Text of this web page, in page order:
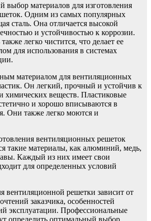
выбор материалов для изготовления
Одним из самых популярных
сталь. Она отличается высокой
и устойчивостью к коррозии.
легко чистится, что делает ее
для использования в системах
материалом для вентиляционных
Он легкий, прочный и устойчив к
химических веществ. Пластиковые
и хорошо вписываются в
Они также легко моются и
вентиляционных решеток
такие материалы, как алюминий, медь,
Каждый из них имеет свои
для определенных условий
вентиляционной решетки зависит от
заказчика, особенностей
эксплуатации. Профессиональные
определить оптимальный выбор